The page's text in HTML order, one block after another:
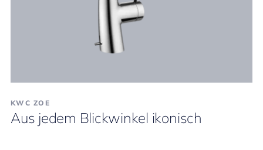
KWC ZOE
Aus jedem Blickwinkel ikonisch